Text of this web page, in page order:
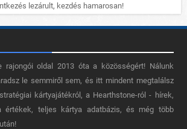
lezárult, kezdés hamarosan!
rajongói oldal 2013 óta a közösségért! Nálunk
le semmiről sem, és itt mindent megtalálsz
kártyajátékról, a Hearthstone-ról - hírek,
értékek, teljes kártya adatbázis, és még több